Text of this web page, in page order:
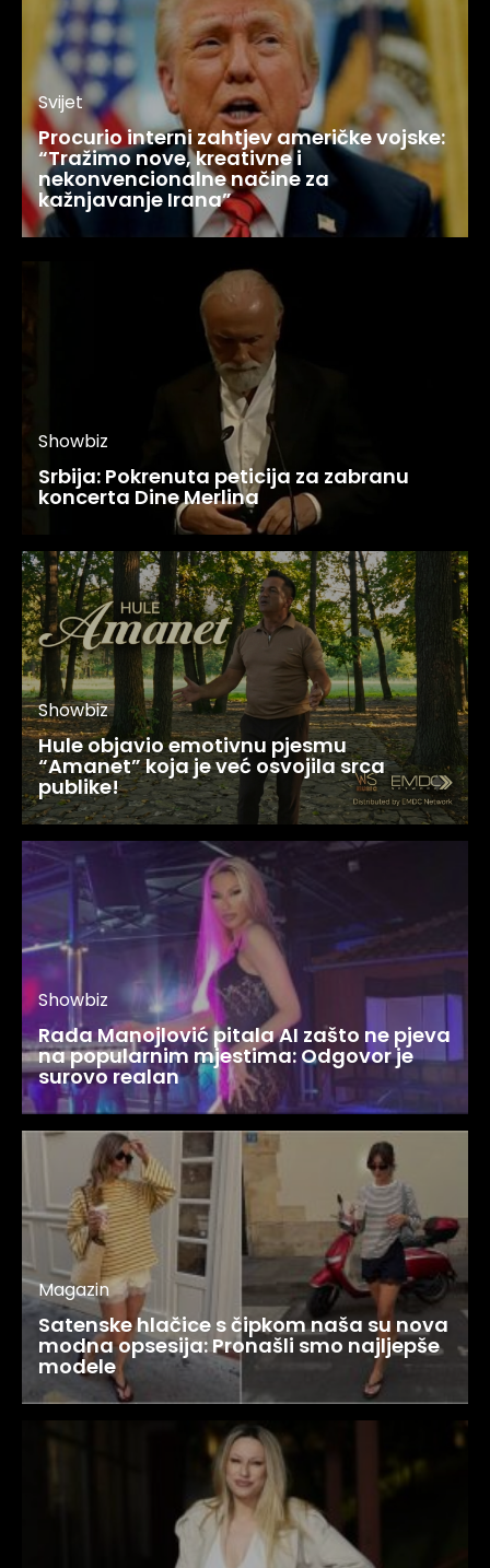
Svijet
Procurio interni zahtjev američke vojske:
“Tražimo nove, kreativne i
nekonvencionalne načine za
kažnjavanje Irana”
Showbiz
Srbija: Pokrenuta peticija za zabranu
koncerta Dine Merlina
Showbiz
Hule objavio emotivnu pjesmu
“Amanet” koja je već osvojila srca
publike!
Showbiz
Rada Manojlović pitala AI zašto ne pjeva
na popularnim mjestima: Odgovor je
surovo realan
Magazin
Satenske hlačice s čipkom naša su nova
modna opsesija: Pronašli smo najljepše
modele